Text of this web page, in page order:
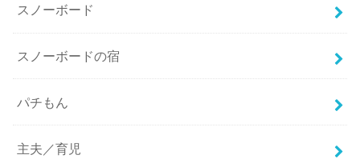
スノーボード
スノーボードの宿
パチもん
主夫／育児